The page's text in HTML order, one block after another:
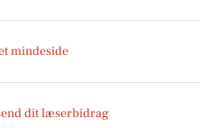
mindeside
dit læserbidrag